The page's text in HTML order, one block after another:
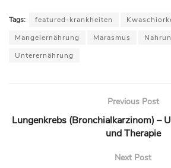
Tags: featured-krankheiten
Mangelernährung
Marasmus
Unterernährung
Previous Post
Lungenkrebs (Bronchialkarzinom) –
und Therapie
Next Post